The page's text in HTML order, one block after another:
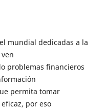
mundial dedicadas a la
problemas financieros
permita tomar
por eso